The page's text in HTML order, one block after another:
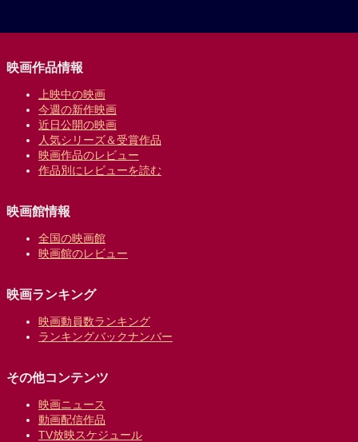
映画作品情報
上映中の映画
今週の新作映画
近日公開の映画
人気シリーズ＆受賞作品
映画作品のレビュー
作品別にレビューを読む
映画館情報
全国の映画館
映画館のレビュー
映画ランキング
映画動員数ランキング
ランキングバックナンバー
その他コンテンツ
映画ニュース
動画配信作品
TV放映スケジュール